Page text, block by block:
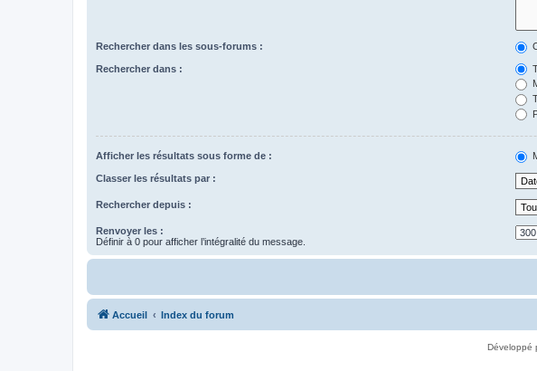
Rechercher dans les sous-forums :
Rechercher dans :
Afficher les résultats sous forme de :
Classer les résultats par :
Rechercher depuis :
Renvoyer les :
Définir à 0 pour afficher l’intégralité du message.
Accueil Index du forum
Développé